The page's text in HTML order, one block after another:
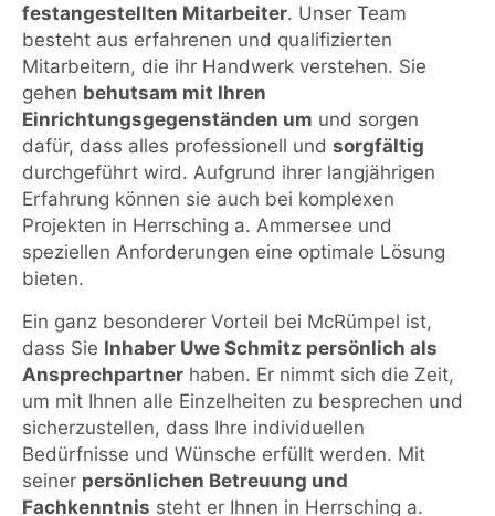
festangestellten Mitarbeiter. Unser Team
besteht aus erfahrenen und qualifizierten
Mitarbeitern, die ihr Handwerk verstehen. Sie
gehen behutsam mit Ihren
Einrichtungsgegenständen um und sorgen
dafür, dass alles professionell und sorgfältig
durchgeführt wird. Aufgrund ihrer langjährigen
Erfahrung können sie auch bei komplexen
Projekten in Herrsching a. Ammersee und
speziellen Anforderungen eine optimale Lösung
bieten.
Ein ganz besonderer Vorteil bei McRümpel ist,
dass Sie Inhaber Uwe Schmitz persönlich als
Ansprechpartner haben. Er nimmt sich die Zeit,
um mit Ihnen alle Einzelheiten zu besprechen und
sicherzustellen, dass Ihre individuellen
Bedürfnisse und Wünsche erfüllt werden. Mit
seiner persönlichen Betreuung und
Fachkenntnis steht er Ihnen in Herrsching a.